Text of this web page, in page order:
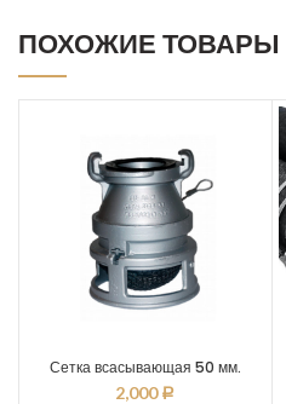
ПОХОЖИЕ ТОВАРЫ
Сетка всасывающая 50 мм.
2,000 Р